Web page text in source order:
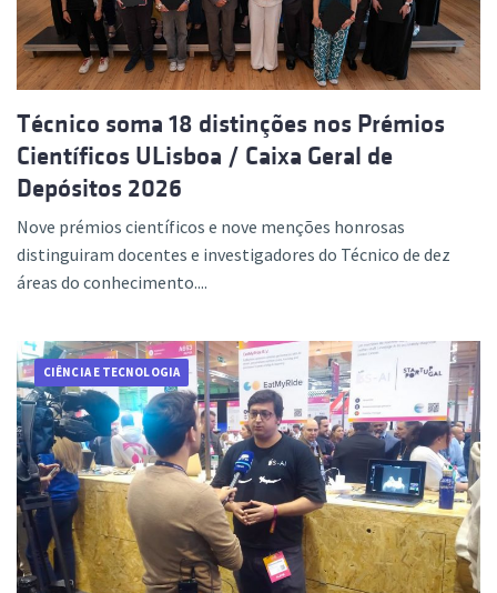
Técnico soma 18 distinções nos Prémios
Científicos ULisboa / Caixa Geral de
Depósitos 2026
Nove prémios científicos e nove menções honrosas
distinguiram docentes e investigadores do Técnico de dez
áreas do conhecimento....
CIÊNCIA E TECNOLOGIA